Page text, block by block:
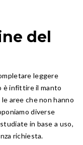
del
leggere
è infittire il manto
aree che non hanno
diverse
in base a uso,
richiesta.